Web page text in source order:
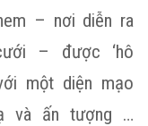
huyền ảo’
– nơi diễn ra
– được ‘hô
một diện mạo
và ấn tượng …